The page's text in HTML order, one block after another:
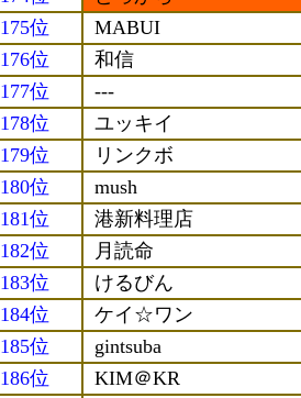
175位
MABUI
176位
和信
177位
---
178位
ユッキイ
179位
リンクボ
180位
mush
181位
港新料理店
182位
月読命
183位
けるびん
184位
ケイ☆ワン
185位
gintsuba
186位
KIM＠KR